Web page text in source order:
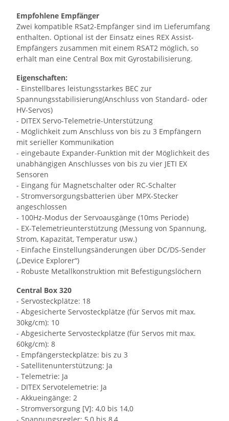
Empfohlene Empfänger
Zwei kompatible RSat2-Empfänger sind im Lieferumfang
enthalten. Optional ist der Einsatz eines REX Assist-
Empfängers zusammen mit einem RSAT2 möglich, so
erhält man eine Central Box mit Gyrostabilisierung.
Eigenschaften:
- Einstellbares leistungsstarkes BEC zur
Spannungsstabilisierung(Anschluss von Standard- oder
HV-Servos)
- DITEX Servo-Telemetrie-Unterstützung
- Möglichkeit zum Anschluss von bis zu 3 Empfängern
mit serieller Kommunikation
- eingebaute Expander-Funktion mit der Möglichkeit des
unabhängigen Anschlusses von bis zu vier JETI EX
Sensoren
- Eingang für Magnetschalter oder RC-Schalter
- Stromversorgungsbatterien über MPX-Stecker
angeschlossen
- 100Hz-Modus der Servoausgänge (10ms Periode)
- EX-Telemetrieunterstützung (Messung von Spannung,
Strom, Kapazität, Temperatur usw.)
- Einfache Einstellungsänderungen über DC/DS-Sender
(„Device Explorer“)
- Robuste Metallkonstruktion mit Befestigungslöchern
Central Box 320
- Servosteckplätze: 18
- Abgesicherte Servosteckplätze (für Servos mit max.
30kg/cm): 10
- Abgesicherte Servosteckplätze (für Servos mit max.
60kg/cm): 8
- Empfängersteckplätze: bis zu 3
- Satellitenunterstützung: Ja
- Telemetrie: Ja
- DITEX Servotelemetrie: Ja
- Akkueingänge: 2
- Stromversorgung [V]: 4,0 bis 14,0